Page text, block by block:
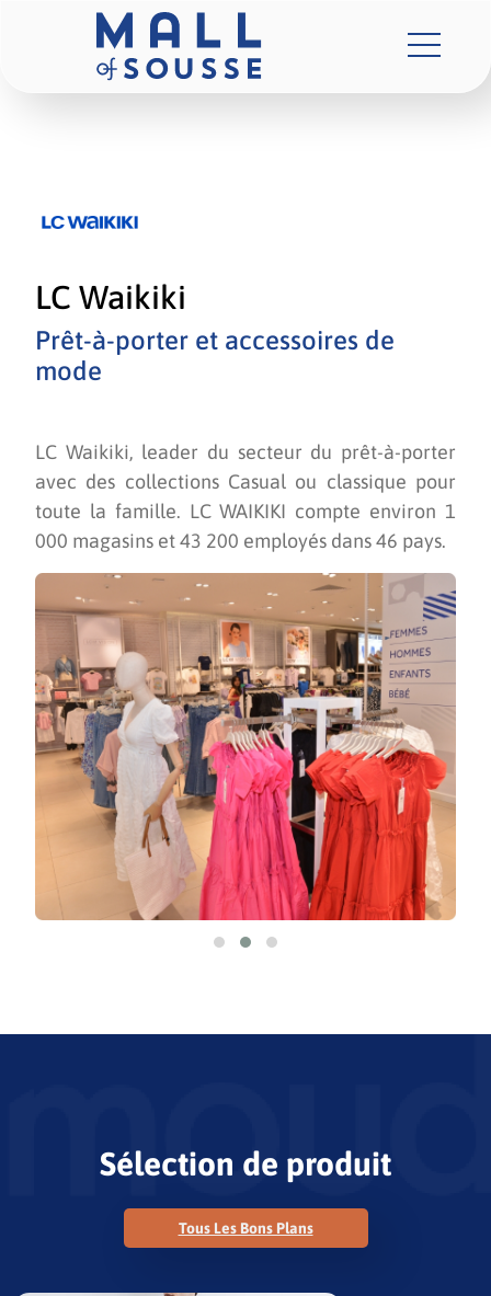
LC Waikiki
Prêt-à-porter et accessoires de
mode
LC Waikiki, leader du secteur du prêt-à-porter
avec des collections Casual ou classique pour
toute la famille. LC WAIKIKI compte environ 1
000 magasins et 43 200 employés dans 46 pays.
Sélection de produit
Tous Les Bons Plans